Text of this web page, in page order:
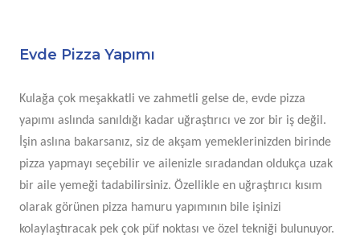
Evde Pizza Yapımı
Kulağa çok meşakkatli ve zahmetli gelse de, evde pizza
yapımı aslında sanıldığı kadar uğraştırıcı ve zor bir iş değil.
İşin aslına bakarsanız, siz de akşam yemeklerinizden birinde
pizza yapmayı seçebilir ve ailenizle sıradandan oldukça uzak
bir aile yemeği tadabilirsiniz. Özellikle en uğraştırıcı kısım
olarak görünen pizza hamuru yapımının bile işinizi
kolaylaştıracak pek çok püf noktası ve özel tekniği bulunuyor.